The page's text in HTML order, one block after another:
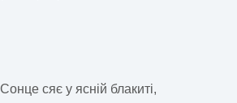
Сонце сяє у ясній блакиті,